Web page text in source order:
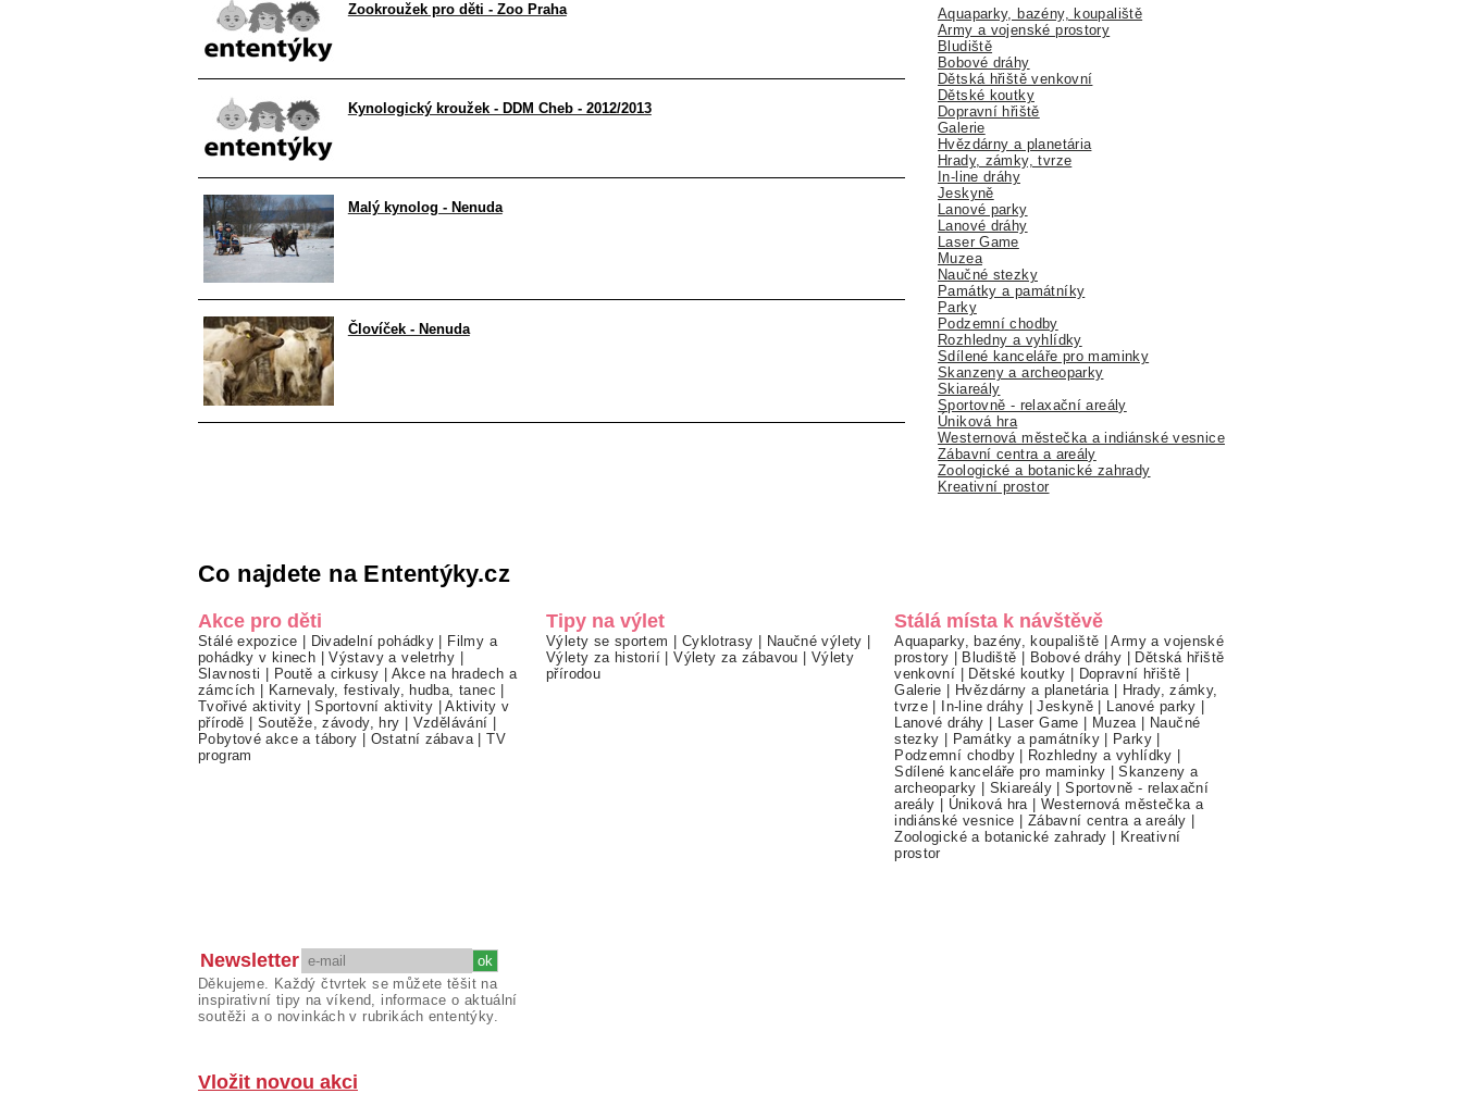
Zookroužek pro děti - Zoo Praha
Kynologický kroužek - DDM Cheb - 2012/2013
Malý kynolog - Nenuda
Človíček - Nenuda
Aquaparky, bazény, koupaliště
Army a vojenské prostory
Bludiště
Bobové dráhy
Dětská hřiště venkovní
Dětské koutky
Dopravní hřiště
Galerie
Hvězdárny a planetária
Hrady, zámky, tvrze
In-line dráhy
Jeskyně
Lanové parky
Lanové dráhy
Laser Game
Muzea
Naučné stezky
Památky a památníky
Parky
Podzemní chodby
Rozhledny a vyhlídky
Sdílené kanceláře pro maminky
Skanzeny a archeoparky
Skiareály
Sportovně - relaxační areály
Úniková hra
Westernová městečka a indiánské vesnice
Zábavní centra a areály
Zoologické a botanické zahrady
Kreativní prostor
Co najdete na Ententýky.cz
Akce pro děti
Stálé expozice | Divadelní pohádky | Filmy a
pohádky v kinech |Výstavy a veletrhy |
Slavnosti | Poutě a cirkusy | Akce na hradech a
zámcích | Karnevaly, festivaly, hudba, tanec |
Tvořivé aktivity |Sportovní aktivity |Aktivity v
přírodě | Soutěže, závody, hry | Vzdělávání |
Pobytové akce a tábory | Ostatní zábava |TV
program
Tipy na výlet
Výlety se sportem | Cyklotrasy | Naučné výlety |
Výlety za historií |Výlety za zábavou | Výlety
přírodou
Stálá místa k návštěvě
Aquaparky, bazény, koupaliště |Army a vojenské
prostory | Bludiště | Bobové dráhy | Dětská hřiště
venkovní | Dětské koutky | Dopravní hřiště |
Galerie | Hvězdárny a planetária | Hrady, zámky,
tvrze | In-line dráhy |Jeskyně | Lanové parky |
Lanové dráhy | Laser Game | Muzea | Naučné
stezky | Památky a památníky| Parky |
Podzemní chodby| Rozhledny a vyhlídky |
Sdílené kanceláře pro maminky |Skanzeny a
archeoparky | Skiareály |Sportovně - relaxační
areály | Úniková hra |Westernová městečka a
indiánské vesnice | Zábavní centra a areály |
Zoologické a botanické zahrady | Kreativní
prostor
Newsletter
Děkujeme. Každý čtvrtek se můžete těšit na
inspirativní tipy na víkend, informace o aktuální
soutěži a o novinkách v rubrikách ententýky.
Vložit novou akci